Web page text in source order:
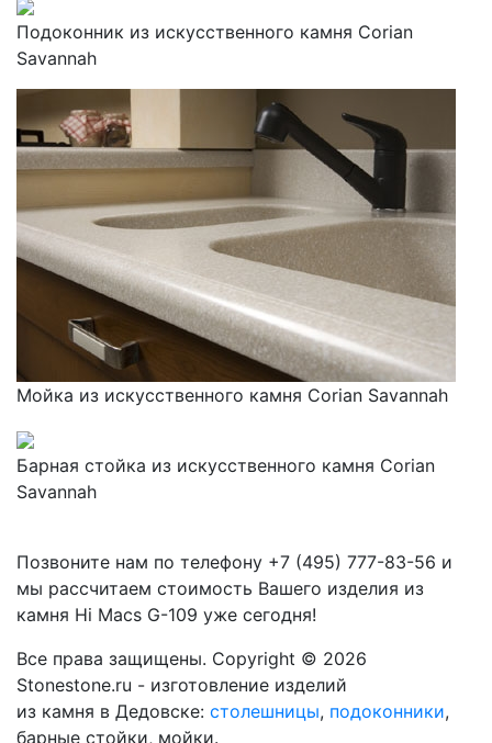
Подоконник из искусственного камня Corian
Savannah
Мойка из искусственного камня Corian Savannah
Барная стойка из искусственного камня Corian
Savannah
Позвоните нам по телефону +7 (495) 777-83-56 и
мы рассчитаем стоимость Вашего изделия из
камня Hi Macs G-109 уже сегодня!
Все права защищены. Copyright © 2026
Stonestone.ru - изготовление изделий
из камня в Дедовске: столешницы, подоконники,
барные стойки, мойки.